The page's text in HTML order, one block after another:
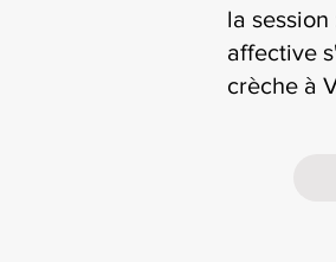
la
affective
crèche à